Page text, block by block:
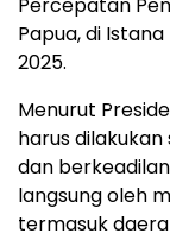
Papua, di
2025.
Menurut
harus
dan
langsung oleh
termasuk